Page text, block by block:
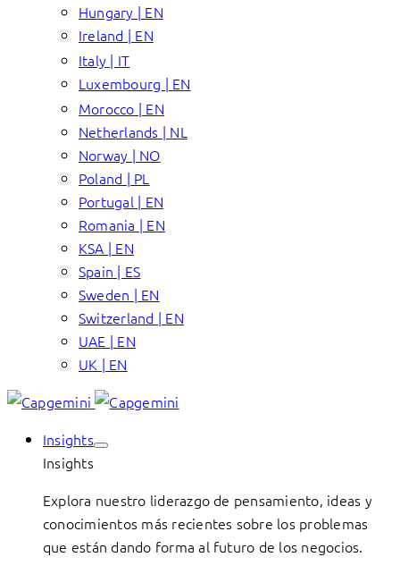
Hungary | EN
Ireland | EN
Italy | IT
Luxembourg | EN
Morocco | EN
Netherlands | NL
Norway | NO
Poland | PL
Portugal | EN
Romania | EN
KSA | EN
Spain | ES
Sweden | EN
Switzerland | EN
UAE | EN
UK | EN
Insights
Insights
Explora nuestro liderazgo de pensamiento, ideas y
conocimientos más recientes sobre los problemas
que están dando forma al futuro de los negocios.